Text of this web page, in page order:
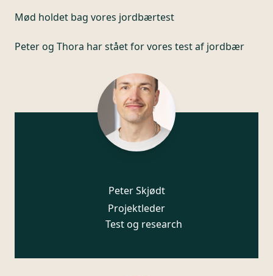
Mød holdet bag vores jordbærtest
Peter og Thora har stået for vores test af jordbær
Peter Skjødt
Projektleder
Test og research